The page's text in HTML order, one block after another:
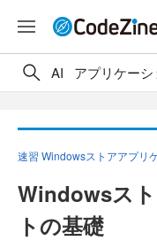
AI アプリケー
速習 Windowsストアアプリ
Windowsス
トの基礎